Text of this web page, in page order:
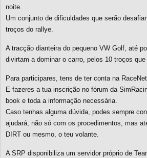
noite.
Um conjunto de dificuldades que serão
troços do rallye.
A tracção dianteira do pequeno VW Golf, até
divirtam a dominar o carro, pelos 10 troços
Para participares, tens de ter conta na
E fazeres a tua inscrição no fórum da
book e toda a informação necessária.
Caso tenhas alguma dúvida, podes sempre
ajudará, não só com os procedimentos, mas
DIRT ou mesmo, o teu volante.
A SRP disponibiliza um servidor próprio de